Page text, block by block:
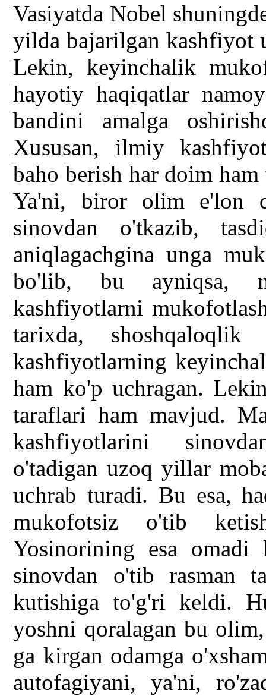
Vasiyatda Nobel
yilda bajarilgan kashfiyot
Lekin, keyinchalik
hayotiy haqiqatlar
bandini amalga
Xususan, ilmiy
baho berish har doim
Ya'ni, biror olim e'lon
sinovdan o'tkazib,
aniqlagachgina unga
bo'lib, bu ayniqsa,
kashfiyotlarni
tarixda,
kashfiyotlarning
ham ko'p uchragan.
taraflari ham mavjud.
kashfiyotlarini
o'tadigan uzoq yillar
uchrab turadi. Bu esa,
mukofotsiz o'tib
Yosinorining esa
sinovdan o'tib rasman
kutishiga to'g'ri keldi.
yoshni qoralagan bu
ga kirgan odamga
autofagiyani, ya'ni,